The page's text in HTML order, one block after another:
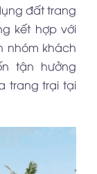
đất trang
kết hợp với
nhóm khách
tận hưởng
trang trại tại